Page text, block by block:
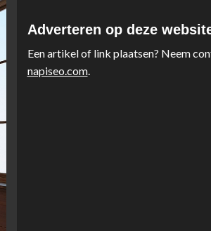
Adverteren op deze
Een artikel of link plaatsen? Neem
napiseo.com.